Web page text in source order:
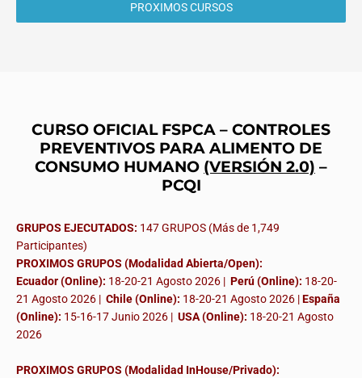
PROXIMOS CURSOS
CURSO OFICIAL FSPCA – CONTROLES
PREVENTIVOS PARA ALIMENTO DE
CONSUMO HUMANO (VERSIÓN 2.0) –
PCQI
GRUPOS EJECUTADOS: 147 GRUPOS (Más de 1,749
Participantes)
PROXIMOS GRUPOS (Modalidad Abierta/Open):
Ecuador (Online): 18-20-21 Agosto 2026 | Perú (Online): 18-20-
21 Agosto 2026 | Chile (Online): 18-20-21 Agosto 2026 |España
(Online): 15-16-17 Junio 2026 | USA (Online): 18-20-21 Agosto
2026
PROXIMOS GRUPOS (Modalidad InHouse/Privado):